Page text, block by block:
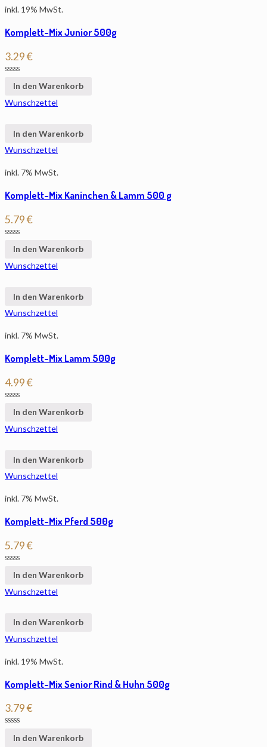
inkl. 19% MwSt.
Komplett-Mix Junior 500g
3.29€
In den Warenkorb
Wunschzettel
In den Warenkorb
Wunschzettel
inkl. 7% MwSt.
Komplett-Mix Kaninchen & Lamm 500 g
5.79€
In den Warenkorb
Wunschzettel
In den Warenkorb
Wunschzettel
inkl. 7% MwSt.
Komplett-Mix Lamm 500g
4.99€
In den Warenkorb
Wunschzettel
In den Warenkorb
Wunschzettel
inkl. 7% MwSt.
Komplett-Mix Pferd 500g
5.79€
In den Warenkorb
Wunschzettel
In den Warenkorb
Wunschzettel
inkl. 19% MwSt.
Komplett-Mix Senior Rind & Huhn 500g
3.79€
In den Warenkorb